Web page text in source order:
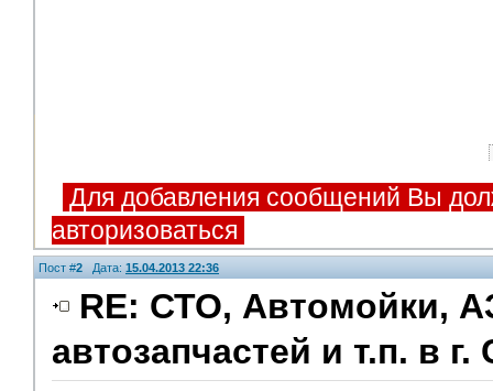
Для добавления сообщений Вы
авторизоваться
Пост #2 Дата: 15.04.2013 22:36
RE: СТО, Автомойки,
автозапчастей и т.п. в г.